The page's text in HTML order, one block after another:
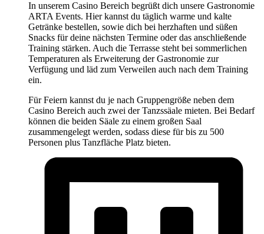
In unserem Casino Bereich begrüßt dich unsere Gastronomie
ARTA Events. Hier kannst du täglich warme und kalte
Getränke bestellen, sowie dich bei herzhaften und süßen
Snacks für deine nächsten Termine oder das anschließende
Training stärken. Auch die Terrasse steht bei sommerlichen
Temperaturen als Erweiterung der Gastronomie zur
Verfügung und läd zum Verweilen auch nach dem Training
ein.
Für Feiern kannst du je nach Gruppengröße neben dem
Casino Bereich auch zwei der Tanzssäale mieten. Bei Bedarf
können die beiden Säale zu einem großen Saal
zusammengelegt werden, sodass diese für bis zu 500
Personen plus Tanzfläche Platz bieten.